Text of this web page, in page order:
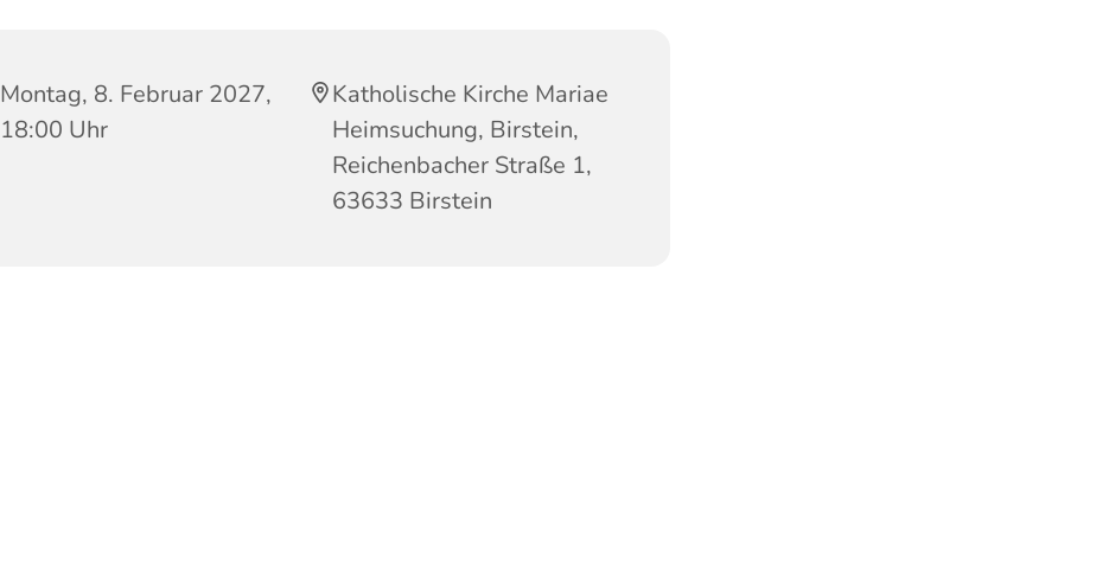
Montag, 8. Februar 2027,
18:00 Uhr
Katholische Kirche Mariae
Heimsuchung, Birstein,
Reichenbacher Straße 1,
63633 Birstein